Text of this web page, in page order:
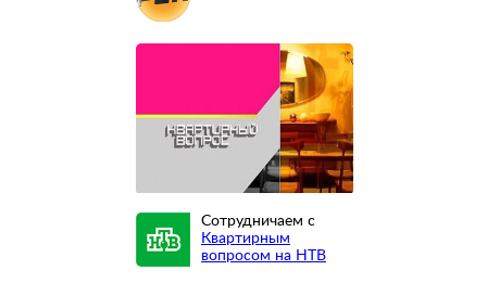
Сотрудничаем с
Квартирным
вопросом на НТВ